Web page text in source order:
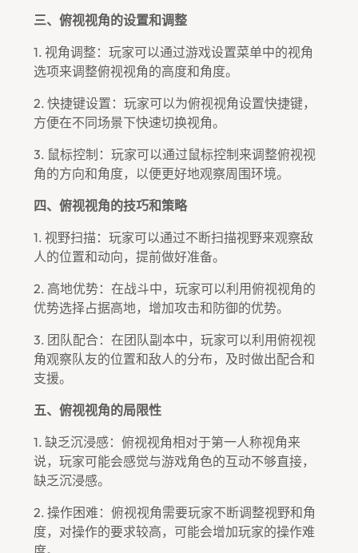
三、俯视视角的设置和调整
1. 视角调整：玩家可以通过游戏设置菜单中的视角
选项来调整俯视视角的高度和角度。
2. 快捷键设置：玩家可以为俯视视角设置快捷键，
方便在不同场景下快速切换视角。
3. 鼠标控制：玩家可以通过鼠标控制来调整俯视视
角的方向和角度，以便更好地观察周围环境。
四、俯视视角的技巧和策略
1. 视野扫描：玩家可以通过不断扫描视野来观察敌
人的位置和动向，提前做好准备。
2. 高地优势：在战斗中，玩家可以利用俯视视角的
优势选择占据高地，增加攻击和防御的优势。
3. 团队配合：在团队副本中，玩家可以利用俯视视
角观察队友的位置和敌人的分布，及时做出配合和
支援。
五、俯视视角的局限性
1. 缺乏沉浸感：俯视视角相对于第一人称视角来
说，玩家可能会感觉与游戏角色的互动不够直接，
缺乏沉浸感。
2. 操作困难：俯视视角需要玩家不断调整视野和角
度，对操作的要求较高，可能会增加玩家的操作难